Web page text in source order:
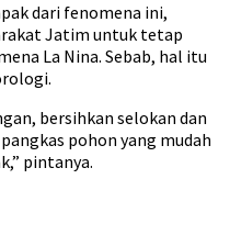
dari fenomena ini,
Jatim untuk tetap
La Nina. Sebab, hal itu
bersihkan selokan dan
pohon yang mudah
pintanya.